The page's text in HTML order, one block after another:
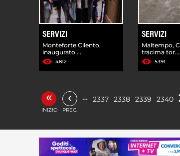
SERVIZI
Monteforte Cilento,
inaugurato ...
4812
SERVIZI
Maltempo,
tracima tor...
5391
«
INIZIO
‹
PREC.
… 2337 2338 2339 2340